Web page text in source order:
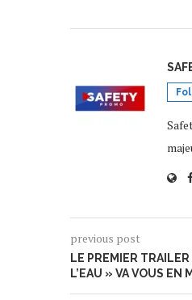
previous post
LE PREMIER TRAILER
L’EAU » VA VOUS EN